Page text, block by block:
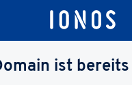
ist